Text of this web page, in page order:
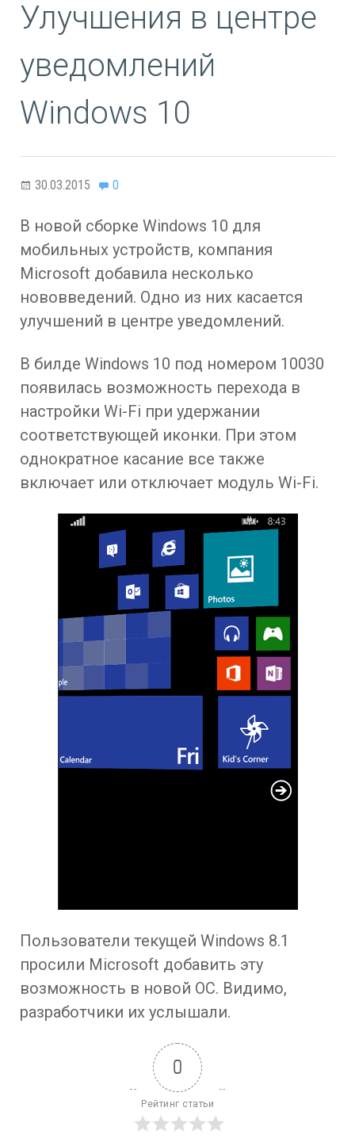
Улучшения в центре
уведомлений
Windows 10
30.03.2015 0
В новой сборке Windows 10 для
мобильных устройств, компания
Microsoft добавила несколько
нововведений. Одно из них касается
улучшений в центре уведомлений.
В билде Windows 10 под номером 10030
появилась возможность перехода в
настройки Wi-Fi при удержании
соответствующей иконки. При этом
однократное касание все также
включает или отключает модуль Wi-Fi.
Пользователи текущей Windows 8.1
просили Microsoft добавить эту
возможность в новой ОС. Видимо,
разработчики их услышали.
0
Рейтинг статьи